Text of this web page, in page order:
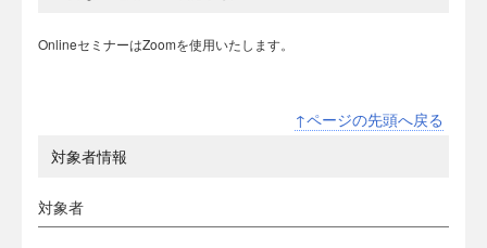
OnlineセミナーはZoomを使用いたします。
↑ページの先頭へ戻る
対象者情報
対象者